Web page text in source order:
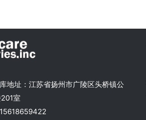
地址：江苏省扬州市广陵区头桥镇公
室